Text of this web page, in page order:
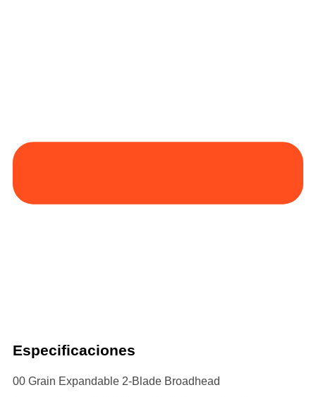
Especificaciones
00 Grain Expandable 2-Blade Broadhead